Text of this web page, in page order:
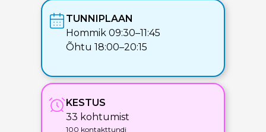
KESTUS
33 kohtumist
100 kontakttundi
TUNNIPLAAN
Hommik 09:30–11:45
Õhtu 18:00–20:15